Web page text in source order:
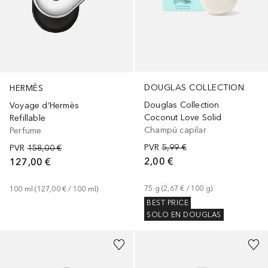
HERMÈS
Voyage d‘Hermès
Refillable
Perfume
PVR 158,00 €
127,00 €
100 ml (127,00 € / 100 ml)
DOUGLAS COLLECTION
Douglas Collection
Coconut Love Solid
Champú capilar
PVR 5,99 €
2,00 €
75 g (2,67 € / 100 g)
BEST PRICE
SOLO EN DOUGLAS